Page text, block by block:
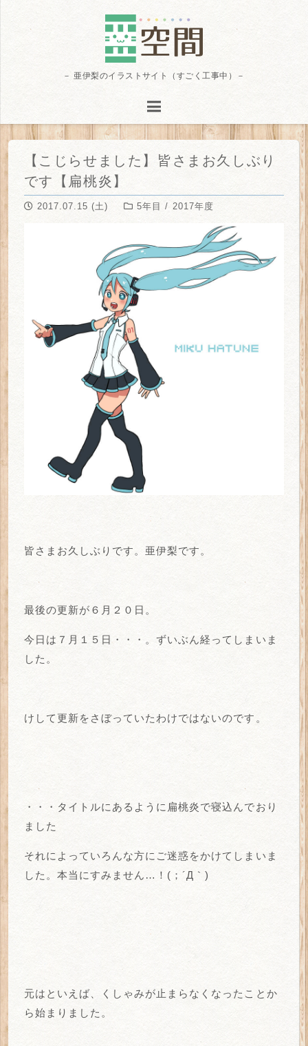
－ 亜伊梨のイラストサイト（すごく工事中）－
【こじらせました】皆さまお久しぶり
です【扁桃炎】
2017.07.15 (土) 5年目 / 2017年度
皆さまお久しぶりです。亜伊梨です。
最後の更新が６月２０日。
今日は７月１５日・・・。ずいぶん経ってしまいま
した。
けして更新をさぼっていたわけではないのです。
・・・タイトルにあるように扁桃炎で寝込んでおり
ました
それによっていろんな方にご迷惑をかけてしまいま
した。本当にすみません…！(；´Д｀)
元はといえば、くしゃみが止まらなくなったことか
ら始まりました。